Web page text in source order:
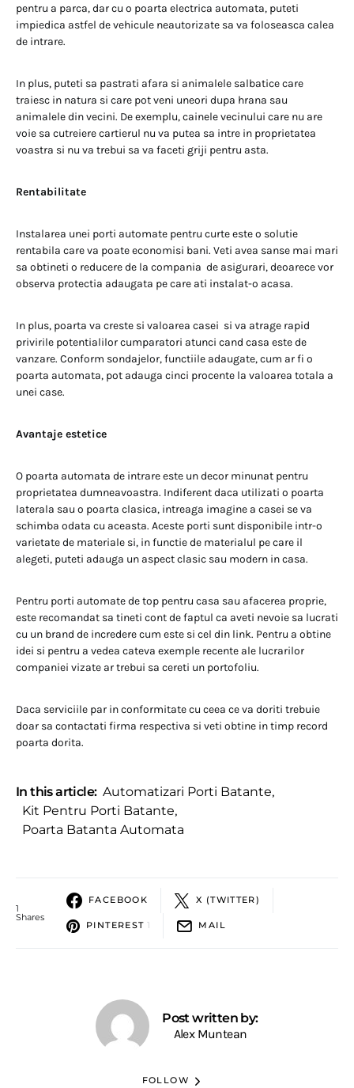
pentru a parca, dar cu o poarta electrica automata, puteti
impiedica astfel de vehicule neautorizate sa va foloseasca calea
de intrare.
In plus, puteti sa pastrati afara si animalele salbatice care
traiesc in natura si care pot veni uneori dupa hrana sau
animalele din vecini. De exemplu, cainele vecinului care nu are
voie sa cutreiere cartierul nu va putea sa intre in proprietatea
voastra si nu va trebui sa va faceti griji pentru asta.
Rentabilitate
Instalarea unei porti automate pentru curte este o solutie
rentabila care va poate economisi bani. Veti avea sanse mai mari
sa obtineti o reducere de la compania de asigurari, deoarece vor
observa protectia adaugata pe care ati instalat-o acasa.
In plus, poarta va creste si valoarea casei si va atrage rapid
privirile potentialilor cumparatori atunci cand casa este de
vanzare. Conform sondajelor, functiile adaugate, cum ar fi o
poarta automata, pot adauga cinci procente la valoarea totala a
unei case.
Avantaje estetice
O poarta automata de intrare este un decor minunat pentru
proprietatea dumneavoastra. Indiferent daca utilizati o poarta
laterala sau o poarta clasica, intreaga imagine a casei se va
schimba odata cu aceasta. Aceste porti sunt disponibile intr-o
varietate de materiale si, in functie de materialul pe care il
alegeti, puteti adauga un aspect clasic sau modern in casa.
Pentru porti automate de top pentru casa sau afacerea proprie,
este recomandat sa tineti cont de faptul ca aveti nevoie sa lucrati
cu un brand de incredere cum este si cel din link. Pentru a obtine
idei si pentru a vedea cateva exemple recente ale lucrarilor
companiei vizate ar trebui sa cereti un portofoliu.
Daca serviciile par in conformitate cu ceea ce va doriti trebuie
doar sa contactati firma respectiva si veti obtine in timp record
poarta dorita.
In this article: Automatizari Porti Batante,
Kit Pentru Porti Batante,
Poarta Batanta Automata
1
Shares
FACEBOOK X (TWITTER)
PINTEREST 1 MAIL
Post written by:
Alex Muntean
FOLLOW